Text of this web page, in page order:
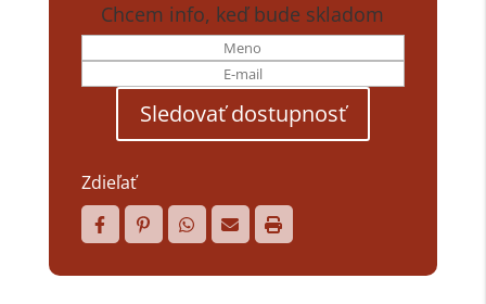
Chcem info, keď bude skladom
Zdieľať